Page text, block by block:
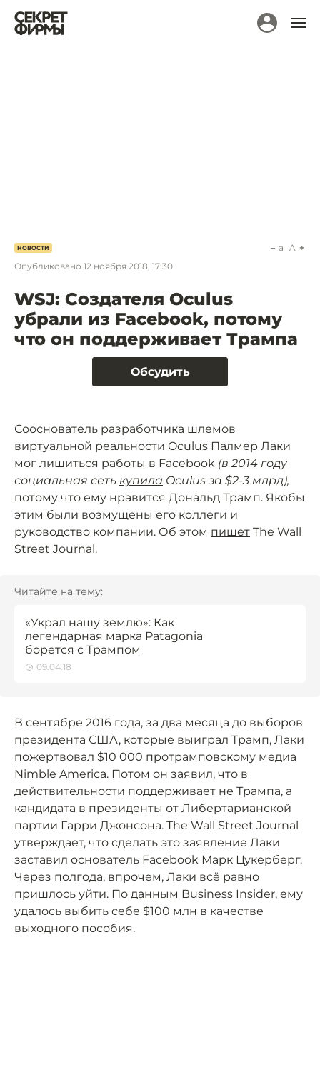
НОВОСТИ
Опубликовано 12 ноября 2018, 17:30
a A
WSJ: Создателя Oculus
убрали из Facebook, потому
что он поддерживает Трампа
Обсудить
Сооснователь разработчика шлемов
виртуальной реальности Oculus Палмер Лаки
мог лишиться работы в Facebook (в 2014 году
социальная сеть купила Oculus за $2-3 млрд),
потому что ему нравится Дональд Трамп. Якобы
этим были возмущены его коллеги и
руководство компании. Об этом пишет The Wall
Street Journal.
Читайте на тему:
«Украл нашу землю»: Как
легендарная марка Patagonia
борется с Трампом
09.04.18
В сентябре 2016 года, за два месяца до выборов
президента США, которые выиграл Трамп, Лаки
пожертвовал $10 000 протрамповскому медиа
Nimble America. Потом он заявил, что в
действительности поддерживает не Трампа, а
кандидата в президенты от Либертарианской
партии Гарри Джонсона. The Wall Street Journal
утверждает, что сделать это заявление Лаки
заставил основатель Facebook Марк Цукерберг.
Через полгода, впрочем, Лаки всё равно
пришлось уйти. По данным Business Insider, ему
удалось выбить себе $100 млн в качестве
выходного пособия.